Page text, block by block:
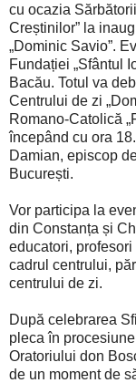
cu ocazia
Creștinilor” la
„Dominic Savio”.
Fundației „Sfântul
Bacău. Totul va
Centrului de zi
Romano-Catolică
începând cu ora
Damian, episcop
București.
Vor participa la
din Constanța și
educatori,
cadrul centrului,
centrului de zi.
După celebrarea
pleca în
Oratoriului don
de un moment de